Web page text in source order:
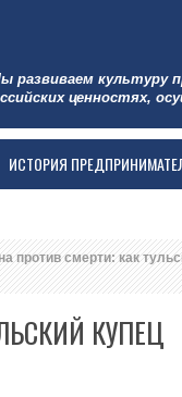
развиваем культуру
ценностях,
ИСТОРИЯ
против смерти: как
КУПЕЦ